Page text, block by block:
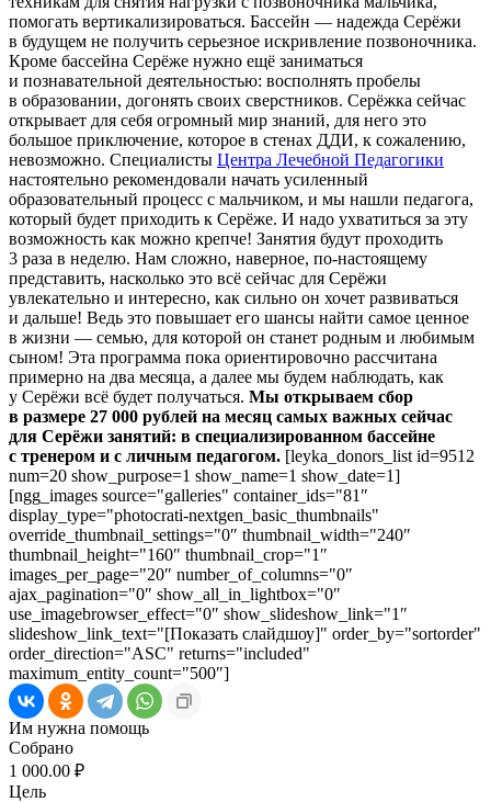
помогать вертикализироваться. Бассейн — надежда Серёжи
в будущем не получить серьезное искривление позвоночника.
Кроме бассейна Серёже нужно ещё заниматься
и познавательной деятельностью: восполнять пробелы
в образовании, догонять своих сверстников. Серёжка сейчас
открывает для себя огромный мир знаний, для него это
большое приключение, которое в стенах ДДИ, к сожалению,
невозможно. Специалисты Центра Лечебной Педагогики
настоятельно рекомендовали начать усиленный
образовательный процесс с мальчиком, и мы нашли педагога,
который будет приходить к Серёже. И надо ухватиться за эту
возможность как можно крепче! Занятия будут проходить
3 раза в неделю. Нам сложно, наверное, по-настоящему
представить, насколько это всё сейчас для Серёжи
увлекательно и интересно, как сильно он хочет развиваться
и дальше! Ведь это повышает его шансы найти самое ценное
в жизни — семью, для которой он станет родным и любимым
сыном! Эта программа пока ориентировочно рассчитана
примерно на два месяца, а далее мы будем наблюдать, как
у Серёжи всё будет получаться. Мы открываем сбор
в размере 27 000 рублей на месяц самых важных сейчас
для Серёжи занятий: в специализированном бассейне
с тренером и с личным педагогом. [leyka_donors_list id=9512
num=20 show_purpose=1 show_name=1 show_date=1]
[ngg_images source="galleries" container_ids="81″
display_type="photocrati-nextgen_basic_thumbnails"
override_thumbnail_settings="0″ thumbnail_width="240″
thumbnail_height="160″ thumbnail_crop="1″
images_per_page="20″ number_of_columns="0″
ajax_pagination="0″ show_all_in_lightbox="0″
use_imagebrowser_effect="0″ show_slideshow_link="1″
slideshow_link_text="[Показать слайдшоу]" order_by="sortorder"
order_direction="ASC" returns="included"
maximum_entity_count="500″]
Им нужна помощь
Собрано
1 000.00 ₽
Цель